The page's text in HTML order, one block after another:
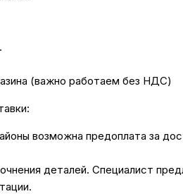
(важно работаем без НДС)
возможна предоплата за
деталей. Специалист